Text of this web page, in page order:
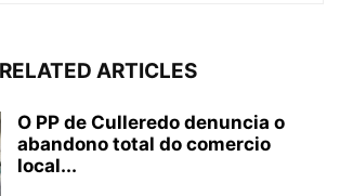
RELATED ARTICLES
O PP de Culleredo denuncia o
abandono total do comercio
local...